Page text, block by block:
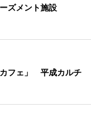
ズメント施設
フェ」 平成カルチ